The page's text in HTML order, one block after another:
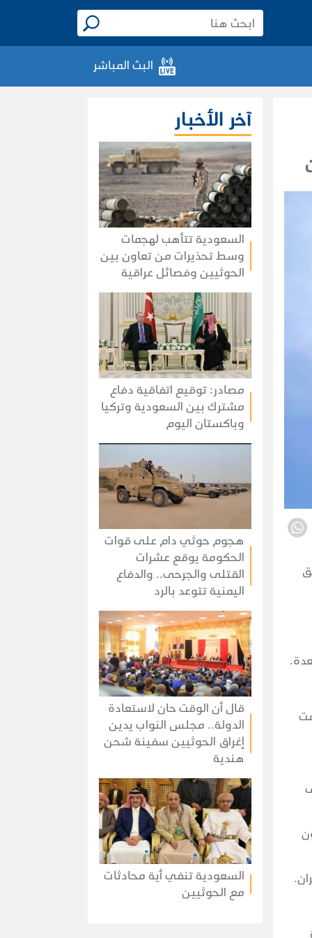
البث المباشر
آخر الأخبار
السعودية تتأهب لهجمات
وسط تحذيرات من تعاون بين
الحوثيين وفصائل عراقية
مصادر: توقيع اتفاقية دفاع
مشترك بين السعودية وتركيا
وباكستان اليوم
هجوم حوثي دام على قوات
الحكومة يوقع عشرات
القتلى والجرحى.. والدفاع
اليمنية تتوعد بالرد
قال أن الوقت حان لاستعادة
الدولة.. مجلس النواب يدين
إغراق الحوثيين سفينة شحن
هندية
السعودية تنفي أية محادثات
مع الحوثيين